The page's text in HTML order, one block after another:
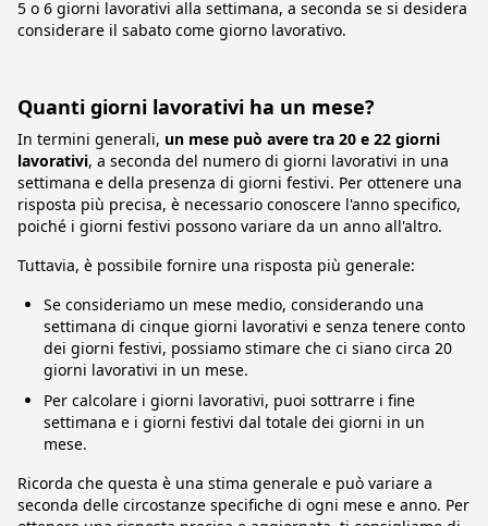
5 o 6 giorni lavorativi alla settimana, a seconda se si desidera
considerare il sabato come giorno lavorativo.
Quanti giorni lavorativi ha un mese?
In termini generali, un mese può avere tra 20 e 22 giorni
lavorativi, a seconda del numero di giorni lavorativi in una
settimana e della presenza di giorni festivi. Per ottenere una
risposta più precisa, è necessario conoscere l'anno specifico,
poiché i giorni festivi possono variare da un anno all'altro.
Tuttavia, è possibile fornire una risposta più generale:
Se consideriamo un mese medio, considerando una
settimana di cinque giorni lavorativi e senza tenere conto
dei giorni festivi, possiamo stimare che ci siano circa 20
giorni lavorativi in un mese.
Per calcolare i giorni lavorativi, puoi sottrarre i fine
settimana e i giorni festivi dal totale dei giorni in un
mese.
Ricorda che questa è una stima generale e può variare a
seconda delle circostanze specifiche di ogni mese e anno. Per